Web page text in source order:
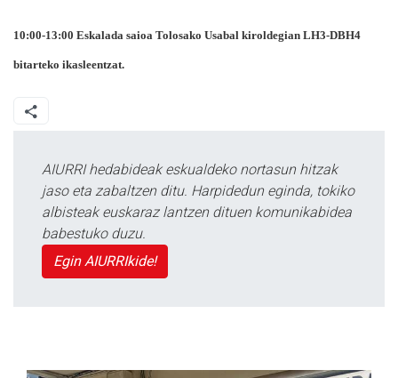
10:00-13:00 Eskalada saioa Tolosako Usabal kiroldegian LH3-DBH4
bitarteko ikasleentzat.
AIURRI hedabideak eskualdeko nortasun hitzak
jaso eta zabaltzen ditu. Harpidedun eginda, tokiko
albisteak euskaraz lantzen dituen komunikabidea
babestuko duzu.
Egin AIURRIkide!